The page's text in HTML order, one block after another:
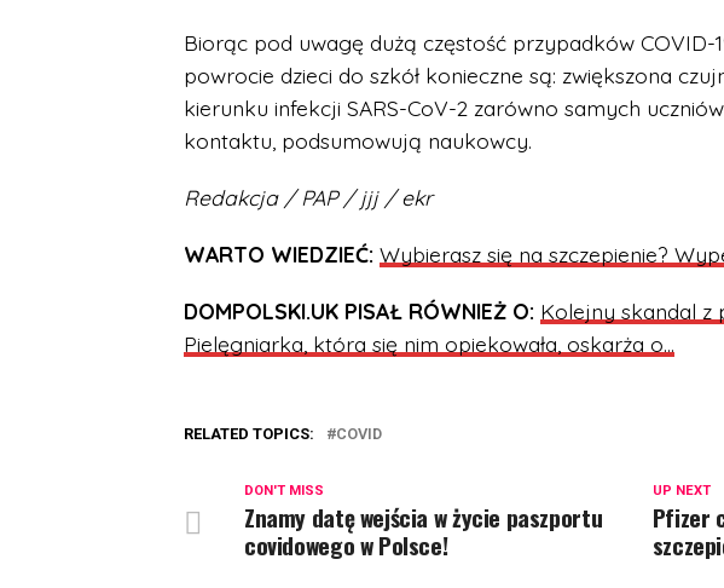
Biorąc pod uwagę dużą częstość przypadków
powrocie dzieci do szkół konieczne są: zwiększona
kierunku infekcji SARS-CoV-2 zarówno samych
kontaktu, podsumowują naukowcy.
Redakcja / PAP / jjj / ekr
WARTO WIEDZIEĆ: Wybierasz się na szczepienie?
DOMPOLSKI.UK PISAŁ RÓWNIEŻ O: Kolejny skandal z
Pielęgniarka, która się nim opiekowała, oskarża o…
RELATED TOPICS: COVID
UP NEXT
Pfizer
DON'T MISS
Znamy datę wejścia w życie paszportu
covidowego w Polsce!